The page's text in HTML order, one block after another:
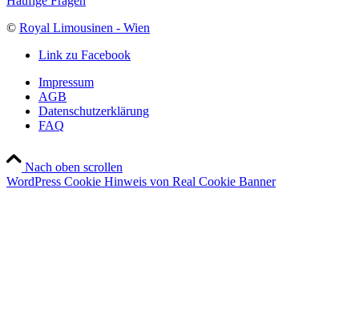
© Royal Limousinen - Wien
Link zu Facebook
Impressum
AGB
Datenschutzerklärung
FAQ
Nach oben scrollen
WordPress Cookie Hinweis von Real Cookie Banner